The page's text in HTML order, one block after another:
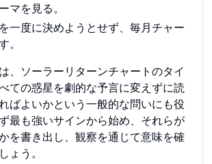
マを見る。
一度に決めようとせず、毎月チャー
。
、ソーラーリターンチャートのタイ
ての惑星を劇的な予言に変えずに読
ばよいかという一般的な問いにも役
最も強いサインから始め、それらが
を書き出し、観察を通じて意味を確
ょう。